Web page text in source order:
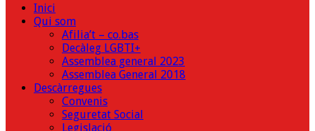
Inici
Qui som
Afilia’t – co.bas
Decàleg LGBTI+
Assemblea general 2023
Assemblea General 2018
Descàrregues
Convenis
Seguretat Social
Legislació